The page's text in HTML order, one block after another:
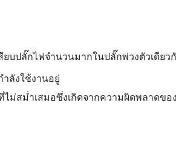
ยบปลั๊กไฟจำนวนมากในปลั๊กพ่วงตัวเดีย
ลังใช้งานอยู่
ม่สม่ำเสมอซึ่งเกิดจากความผิดพลาดข